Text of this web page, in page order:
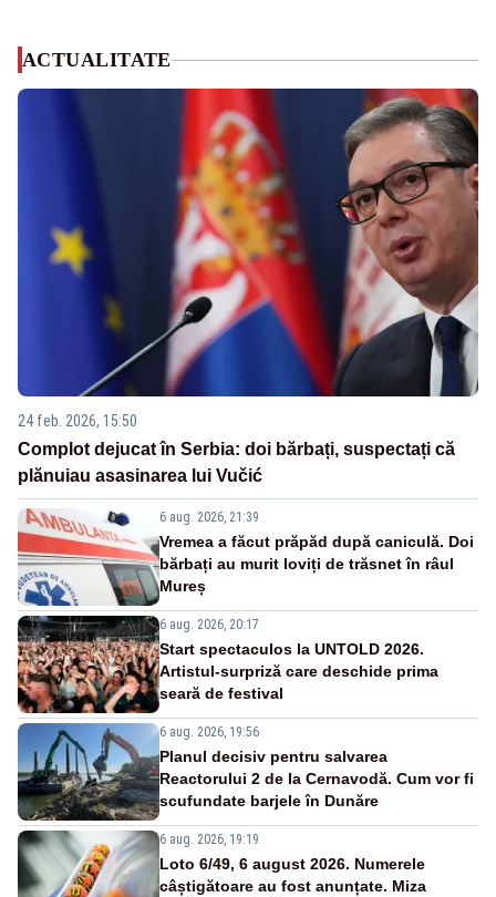
ACTUALITATE
24 feb. 2026, 15:50
Complot dejucat în Serbia: doi bărbați, suspectați că
plănuiau asasinarea lui Vučić
6 aug. 2026, 21:39
Vremea a făcut prăpăd după caniculă. Doi
bărbați au murit loviți de trăsnet în râul
Mureș
6 aug. 2026, 20:17
Start spectaculos la UNTOLD 2026.
Artistul-surpriză care deschide prima
seară de festival
6 aug. 2026, 19:56
Planul decisiv pentru salvarea
Reactorului 2 de la Cernavodă. Cum vor fi
scufundate barjele în Dunăre
6 aug. 2026, 19:19
Loto 6/49, 6 august 2026. Numerele
câștigătoare au fost anunțate. Miza